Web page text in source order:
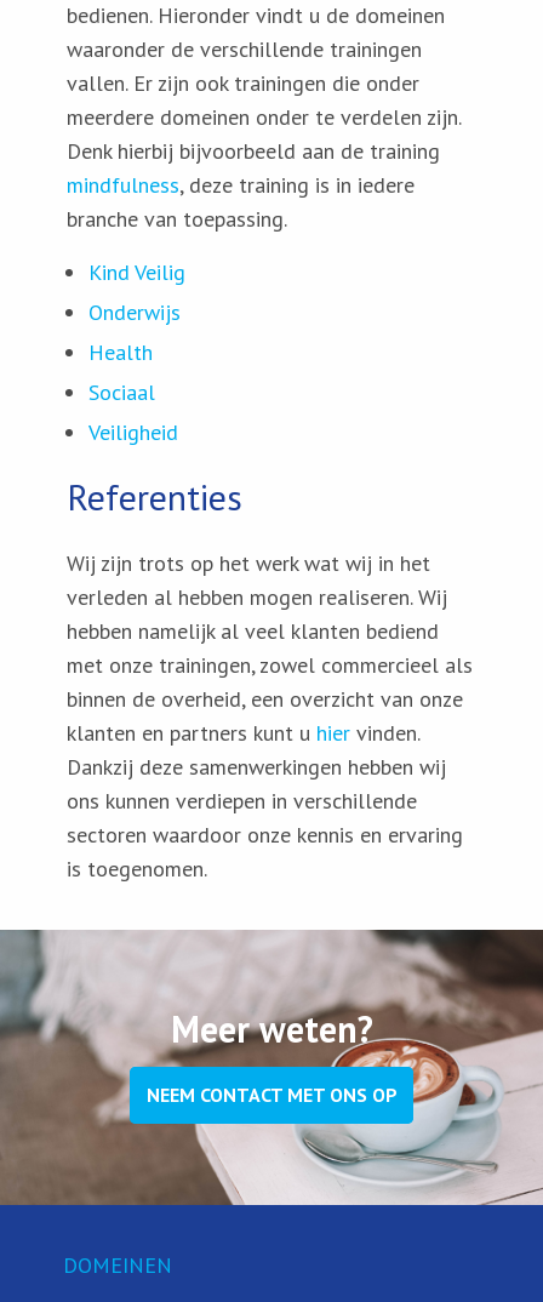
bedienen. Hieronder vindt u de domeinen
waaronder de verschillende trainingen
vallen. Er zijn ook trainingen die onder
meerdere domeinen onder te verdelen zijn.
Denk hierbij bijvoorbeeld aan de training
mindfulness, deze training is in iedere
branche van toepassing.
Kind Veilig
Onderwijs
Health
Sociaal
Veiligheid
Referenties
Wij zijn trots op het werk wat wij in het
verleden al hebben mogen realiseren. Wij
hebben namelijk al veel klanten bediend
met onze trainingen, zowel commercieel als
binnen de overheid, een overzicht van onze
klanten en partners kunt u hier vinden.
Dankzij deze samenwerkingen hebben wij
ons kunnen verdiepen in verschillende
sectoren waardoor onze kennis en ervaring
is toegenomen.
Meer weten?
NEEM CONTACT MET ONS OP
DOMEINEN